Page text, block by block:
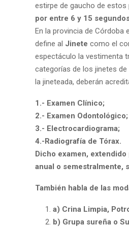
estirpe de gaucho de estos
por entre 6 y 15
En la provincia de Córdoba
define al Jinete como el
espectáculo la vestimenta
categorías de los jinetes
la jineteada, deberán
1.- Examen Clínico;
2.- Examen Odontológico;
3.- Electrocardiograma;
4.-Radiografía de Tórax.
Dicho examen,
anual o semestralmente,
También habla de las
a) Crina Limpia,
b) Grupa sureña o